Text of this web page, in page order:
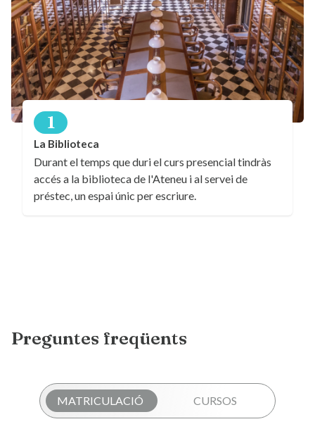
1
La Biblioteca
Durant el temps que duri el curs presencial tindràs
accés a la biblioteca de l'Ateneu i al servei de
préstec, un espai únic per escriure.
Preguntes freqüents
MATRICULACIÓ CURSOS